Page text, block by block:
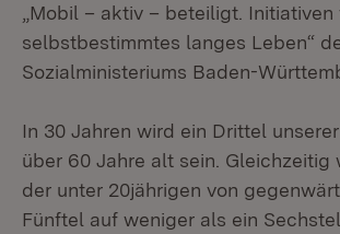
„Mobil – aktiv – beteiligt. Initiativen
selbstbestimmtes langes Leben“
Sozialministeriums Baden-
In 30 Jahren wird ein Drittel
über 60 Jahre alt sein. Gleichzeitig
der unter 20jährigen von
Fünftel auf weniger als ein